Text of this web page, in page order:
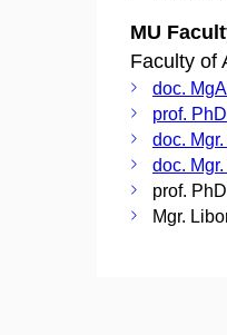
MU
Faculty of
doc.
prof.
doc.
doc.
prof.
Mgr.